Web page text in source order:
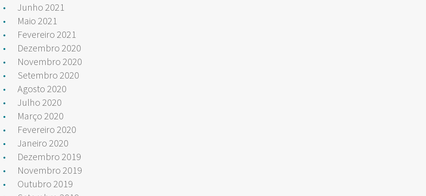
Junho 2021
Maio 2021
Fevereiro 2021
Dezembro 2020
Novembro 2020
Setembro 2020
Agosto 2020
Julho 2020
Março 2020
Fevereiro 2020
Janeiro 2020
Dezembro 2019
Novembro 2019
Outubro 2019